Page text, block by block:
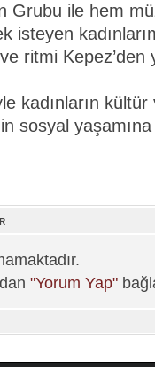
Grubu ile hem
isteyen
ritmi Kepez’den
kadınların
sosyal
"Yorum Yap"